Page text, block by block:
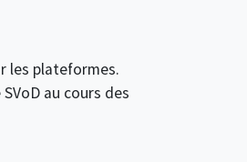
les plateformes.
au cours des